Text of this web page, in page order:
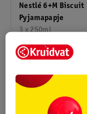
Nestlé 6+M Biscuit
Pyjamapapje
3 x 250ml